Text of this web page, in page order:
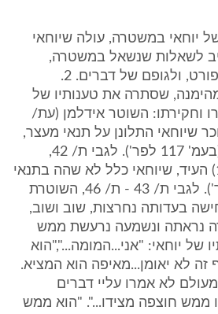
של יוחאי במשטרה, עולה שיוחאי
לשאלות שנשאל במשטרה,
באופן מסודר,רהוט,מפורט, ולגופם של דברים. 2.
שסתרה את טענותיו של
וחקירתו: השוטר אידלמן (עת/
שיוחאי התלונן על תנאי מעצר,
או על משהו ספציפי (בעמ' 117 לפר'). לגבי ת/ 42,
השוטר מילר (עת/ 13) העיד, שיוחאי כלל לא שהה בתנאי
מעצר (בעמ' 114 לפר'). לגבי ת/ 43 - ת/ 46, השוטרת
(עת/ 17) הכחישה בעדותה נחרצות, שוב ושוב,
נראתה ונשמעה נרעשת ממש
של יוחאי: "אני...המומה...","הוא
זה לא יאומן...מאיפה הוא המציא.
22 שנה...ומעולם לא אמרו עליי דברים
ממש חוצפה מצידו...". "הוא ממש